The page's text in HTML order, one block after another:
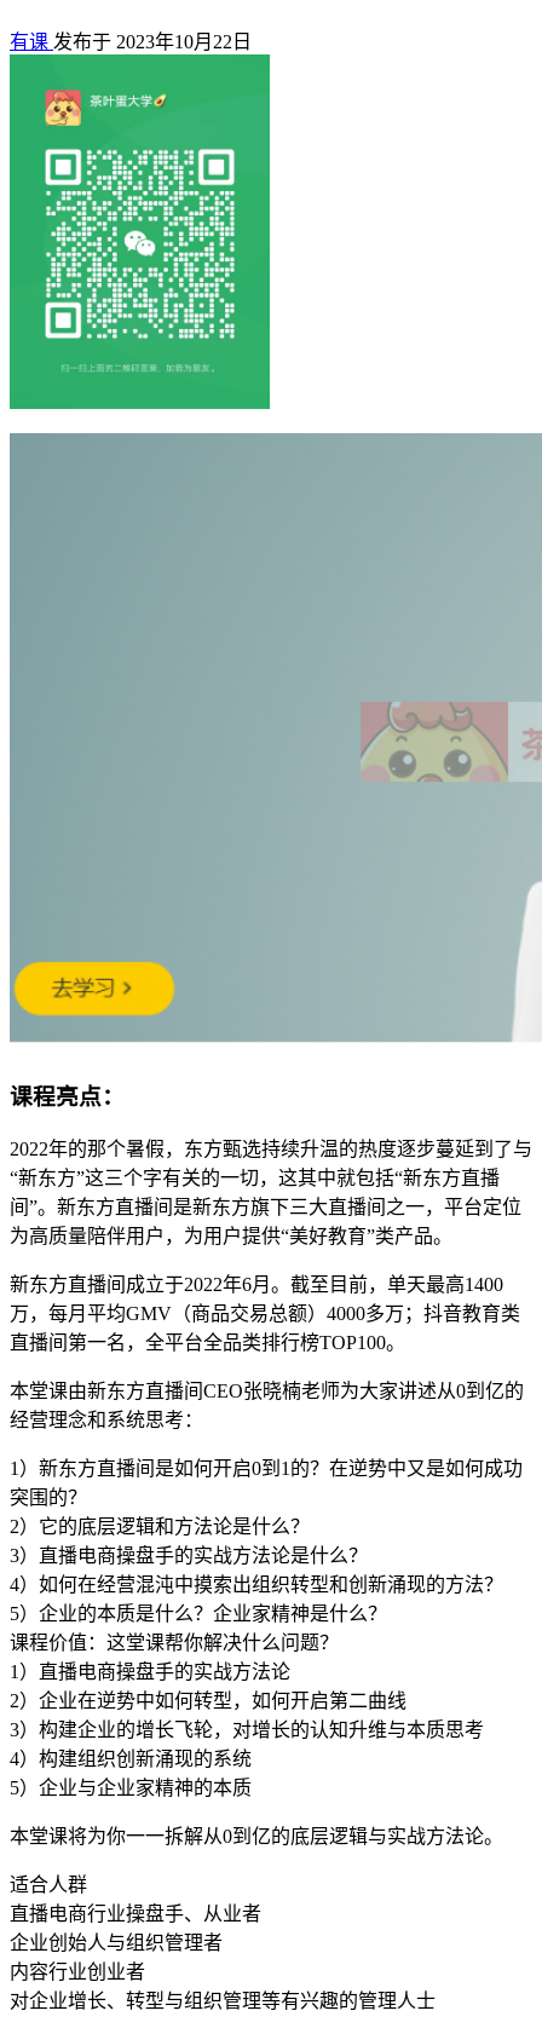
有课 发布于 2023年10月22日
课程亮点：
2022年的那个暑假，东方甄选持续升温的热度逐步蔓延到了与
“新东方”这三个字有关的一切，这其中就包括“新东方直播
间”。新东方直播间是新东方旗下三大直播间之一，平台定位
为高质量陪伴用户，为用户提供“美好教育”类产品。
新东方直播间成立于2022年6月。截至目前，单天最高1400
万，每月平均GMV（商品交易总额）4000多万；抖音教育类
直播间第一名，全平台全品类排行榜TOP100。
本堂课由新东方直播间CEO张晓楠老师为大家讲述从0到亿的
经营理念和系统思考：
1）新东方直播间是如何开启0到1的？在逆势中又是如何成功
突围的？
2）它的底层逻辑和方法论是什么？
3）直播电商操盘手的实战方法论是什么？
4）如何在经营混沌中摸索出组织转型和创新涌现的方法？
5）企业的本质是什么？企业家精神是什么？
课程价值：这堂课帮你解决什么问题？
1）直播电商操盘手的实战方法论
2）企业在逆势中如何转型，如何开启第二曲线
3）构建企业的增长飞轮，对增长的认知升维与本质思考
4）构建组织创新涌现的系统
5）企业与企业家精神的本质
本堂课将为你一一拆解从0到亿的底层逻辑与实战方法论。
适合人群
直播电商行业操盘手、从业者
企业创始人与组织管理者
内容行业创业者
对企业增长、转型与组织管理等有兴趣的管理人士